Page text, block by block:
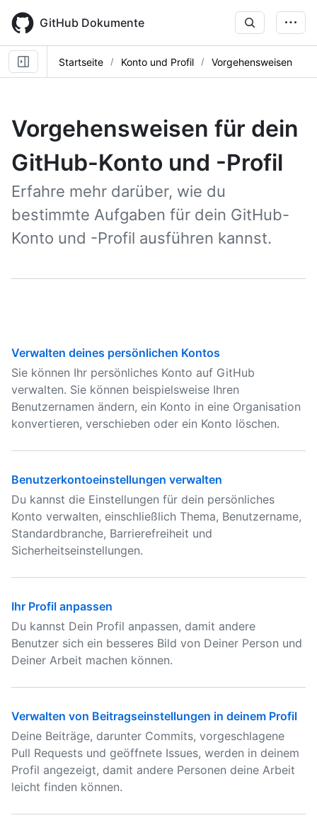
main
content
GitHub Dokumente
Startseite Konto und Profil Vorgehensweisen
Vorgehensweisen für dein
GitHub-Konto und -Profil
Erfahre mehr darüber, wie du
bestimmte Aufgaben für dein GitHub-
Konto und -Profil ausführen kannst.
Verwalten deines persönlichen Kontos
Sie können Ihr persönliches Konto auf GitHub
verwalten. Sie können beispielsweise Ihren
Benutzernamen ändern, ein Konto in eine Organisation
konvertieren, verschieben oder ein Konto löschen.
Benutzerkontoeinstellungen verwalten
Du kannst die Einstellungen für dein persönliches
Konto verwalten, einschließlich Thema, Benutzername,
Standardbranche, Barrierefreiheit und
Sicherheitseinstellungen.
Ihr Profil anpassen
Du kannst Dein Profil anpassen, damit andere
Benutzer sich ein besseres Bild von Deiner Person und
Deiner Arbeit machen können.
Verwalten von Beitragseinstellungen in deinem Profil
Deine Beiträge, darunter Commits, vorgeschlagene
Pull Requests und geöffnete Issues, werden in deinem
Profil angezeigt, damit andere Personen deine Arbeit
leicht finden können.